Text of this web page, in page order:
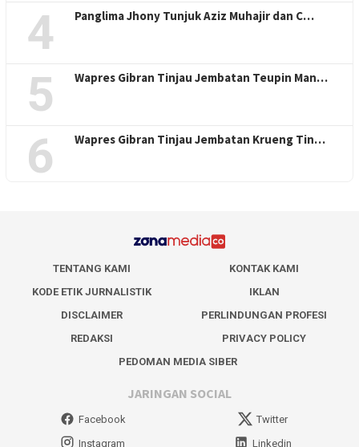
4 Panglima Jhony Tunjuk Aziz Muhajir dan C…
5 Wapres Gibran Tinjau Jembatan Teupin Man…
6 Wapres Gibran Tinjau Jembatan Krueng Tin…
TENTANG KAMI
KONTAK KAMI
KODE ETIK JURNALISTIK
IKLAN
DISCLAIMER
PERLINDUNGAN PROFESI
REDAKSI
PRIVACY POLICY
PEDOMAN MEDIA SIBER
JARINGAN SOCIAL
Facebook
Twitter
Instagram
Linkedin